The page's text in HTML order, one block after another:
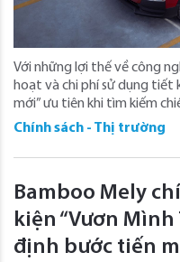
Với những lợi thế về công
hoạt và chi phí sử dụng tiết
mới” ưu tiên khi tìm kiếm
Chính sách - Thị trường
Bamboo Mely
kiện “Vươn Mình
định bước tiến